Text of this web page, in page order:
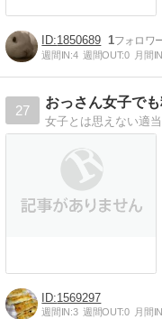
1850689 1
週間IN:4 週間OUT:0 月間
27
おっさん女子で
1569297
週間IN:3 週間OUT:0 月間